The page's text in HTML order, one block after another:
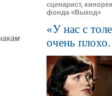
сценарист,
фонда «Выход»
«У нас с
очень